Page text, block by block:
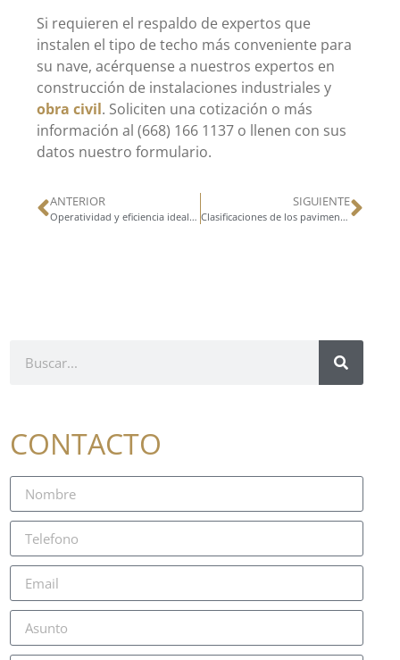
Si requieren el respaldo de expertos que
instalen el tipo de techo más conveniente para
su nave, acérquense a nuestros expertos en
construcción de instalaciones industriales y
obra civil. Soliciten una cotización o más
información al (668) 166 1137 o llenen con sus
datos nuestro formulario.
ANTERIOR
Operatividad y eficiencia ideal con naves industriales modernas
SIGUIENTE
Clasificaciones de los pavimentos
CONTACTO